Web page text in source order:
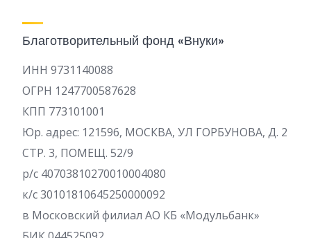
Благотворительный фонд «Внуки»
ИНН 9731140088
ОГРН 1247700587628
КПП 773101001
Юр. адрес: 121596, МОСКВА, УЛ ГОРБУНОВА, Д. 2
СТР. 3, ПОМЕЩ. 52/9
р/c 40703810270010004080
к/с 30101810645250000092
в Московский филиал АО КБ «Модульбанк»